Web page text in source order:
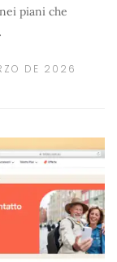
piani che
DE 2026